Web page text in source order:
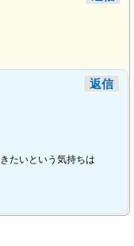
たいという気持ちは
返信